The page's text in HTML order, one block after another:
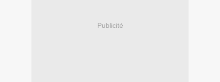
Publicité